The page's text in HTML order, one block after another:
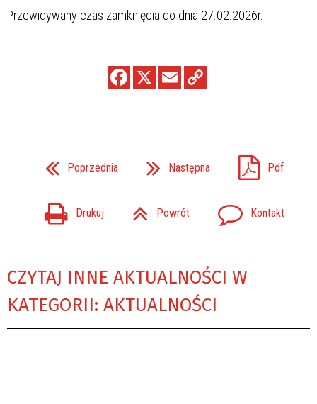
Przewidywany czas zamknięcia do dnia 27.02.2026r.
Poprzednia Następna Pdf
Drukuj Powrót Kontakt
CZYTAJ INNE AKTUALNOŚCI W
KATEGORII: AKTUALNOŚCI